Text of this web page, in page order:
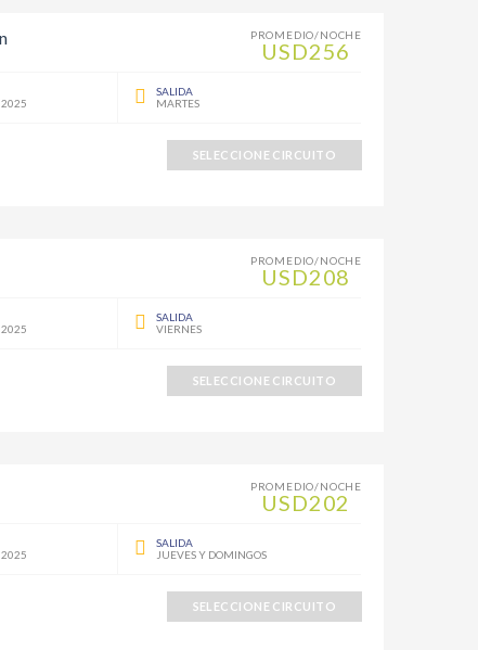
PROMEDIO/NOCHE
USD256
2025
SALIDA
MARTES
SELECCIONE CIRCUITO
PROMEDIO/NOCHE
USD208
2025
SALIDA
VIERNES
SELECCIONE CIRCUITO
PROMEDIO/NOCHE
USD202
2025
SALIDA
JUEVES Y DOMINGOS
SELECCIONE CIRCUITO